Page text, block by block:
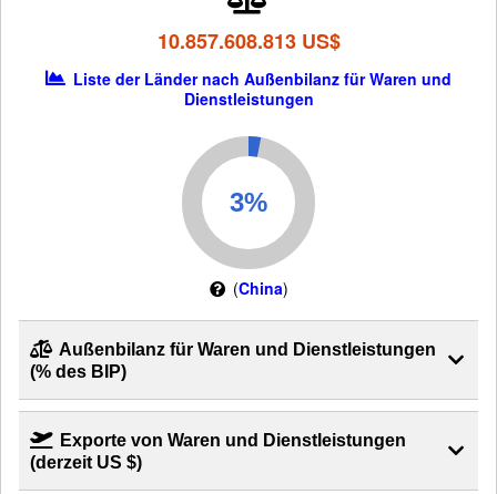
10.857.608.813 US$
Liste der Länder nach Außenbilanz für Waren und
Dienstleistungen
(China)
Außenbilanz für Waren und Dienstleistungen
(% des BIP)
Exporte von Waren und Dienstleistungen
(derzeit US $)